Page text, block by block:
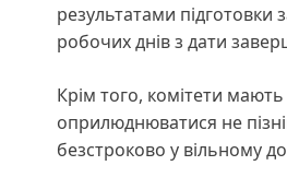
результатами
робочих днів з дати
Крім того, комітети
оприлюднюватися не
безстроково у вільному